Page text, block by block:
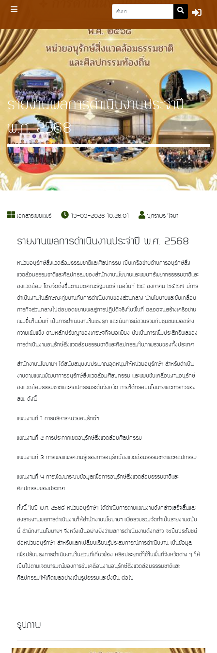
รายงานผลการดำเนินงานประจำปี
พ.ศ. 2568
เอกสารเผยแพร่ 13-03-2026 10:26:01 บุศราพร ใจมา
รายงานผลการดำเนินงานประจำปี พ.ศ. 2568
หน่วยอนุรักษ์สิ่งแวดล้อมธรรมชาติและศิลปกรรม เป็นเครือข่ายด้านการอนุรักษ์สิ่ง
แวดล้อมธรรมชาติและศิลปกรรมของสำนักงานนโยบายและแผนทรัพยากรธรรมชาติและ
สิ่งแวดล้อม โดยจัดตั้งขึ้นตามมติคณะรัฐมนตรี เมื่อวันที่ ๒๘ สิงหาคม ๒๕๒๗ มีการ
ดำเนินงานในลักษณะคู่ขนานกับการดำเนินงานของส่วนกลาง นำนโยบายและขับเคลื่อน
ภารกิจส่วนกลางไปต่อยอดขยายผลสู่การปฏิบัติจริงในพื้นที่ ตลอดจนสร้างเครือข่าย
เพิ่มขึ้นในพื้นที่ เป็นการดำเนินงานในเชิงรุก และเน้นการมีส่วนร่วมกับชุมชนเพื่อสร้าง
ความเข้มแข็ง ตามหลักปรัชญาของเศรษฐกิจพอเพียง นับเป็นการเพิ่มประสิทธิผลของ
การดำเนินงานอนุรักษ์สิ่งแวดล้อมธรรมชาติและศิลปกรรมในภาพรวมของทั้งประเทศ
สำนักงานนโยบายฯ ได้สนับสนุนงบประมาณอุดหนุนให้หน่วยอนุรักษ์ฯ สำหรับดำเนิน
งานตามแผนพัฒนาการอนุรักษ์สิ่งแวดล้อมศิลปกรรม และแผนขับเคลื่อนงานอนุรักษ์
สิ่งแวดล้อมธรรมชาติและศิลปกรรมระดับจังหวัด ภายใต้กรอบนโยบายและภารกิจของ
สผ. ดังนี้
แผนงานที่ 1 การบริหารหน่วยอนุรักษ์ฯ
แผนงานที่ 2 การประกาศเขตอนุรักษ์สิ่งแวดล้อมศิลปกรรม
แผนงานที่ 3 การเผยแพร่ความรู้เรื่องการอนุรักษ์สิ่งแวดล้อมธรรมชาติและศิลปกรรม
แผนงานที่ 4 การพัฒนาระบบข้อมูลเพื่อการอนุรักษ์สิ่งแวดล้อมธรรมชาติและ
ศิลปกรรมของประเทศ
ทั้งนี้ ในปี พ.ศ. 256๘ หน่วยอนุรักษ์ฯ ได้ดำเนินการตามแผนงานดังกล่าวเสร็จสิ้นและ
ส่งรายงานผลการดำเนินงานให้สำนักงานนโยบายฯ เพื่อรวบรวมจัดทำเป็นรายงานฉบับ
นี้ สำนักงานนโยบายฯ จึงหวังเป็นอย่างยิ่งว่าผลการดำเนินงานดังกล่าว จะเป็นประโยชน์
ต่อหน่วยอนุรักษ์ฯ สำหรับแลกเปลี่ยนเรียนรู้ประสบการณ์การดำเนินงาน เป็นข้อมูล
เพื่อปรับปรุงการดำเนินงานในส่วนที่เกี่ยวข้อง หรือประยุกต์ใช้ในพื้นที่จังหวัดต่าง ๆ ให้
เป็นไปตามเจตนารมณ์ของการขับเคลื่อนงานอนุรักษ์สิ่งแวดล้อมธรรมชาติและ
ศิลปกรรมให้เกิดผลอย่างเป็นรูปธรรมและยั่งยืน ต่อไป
รูปภาพ